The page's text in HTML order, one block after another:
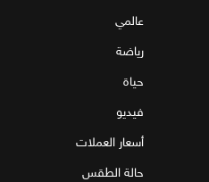
عالمي
رياضة
حياة
فيديو
أسعار العملات
حالة الطقس